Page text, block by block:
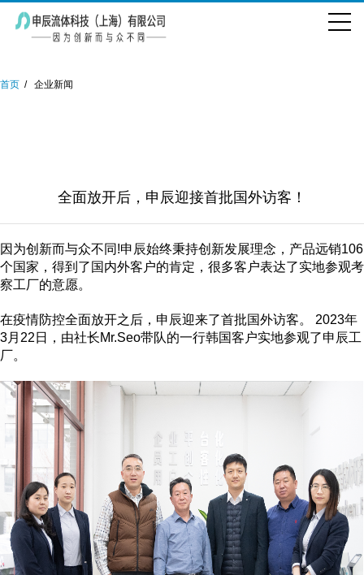
首页 企业新闻
全面放开后，申辰迎接首批国外访客！
因为创新而与众不同!申辰始终秉持创新发展理念，产品远销106
个国家，得到了国内外客户的肯定，很多客户表达了实地参观考
察工厂的意愿。
在疫情防控全面放开之后，申辰迎来了首批国外访客。 2023年
3月22日，由社长Mr.Seo带队的一行韩国客户实地参观了申辰工
厂。